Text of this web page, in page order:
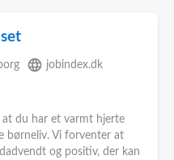
language jobindex.dk
du har et varmt hjerte
børneliv. Vi forventer at
og positiv, der kan